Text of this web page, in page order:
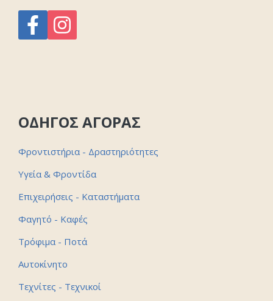
ΟΔΗΓΟΣ ΑΓΟΡΑΣ
Φροντιστήρια - Δραστηριότητες
Υγεία & Φροντίδα
Επιχειρήσεις - Καταστήματα
Φαγητό - Καφές
Τρόφιμα - Ποτά
Αυτοκίνητο
Τεχνίτες - Τεχνικοί